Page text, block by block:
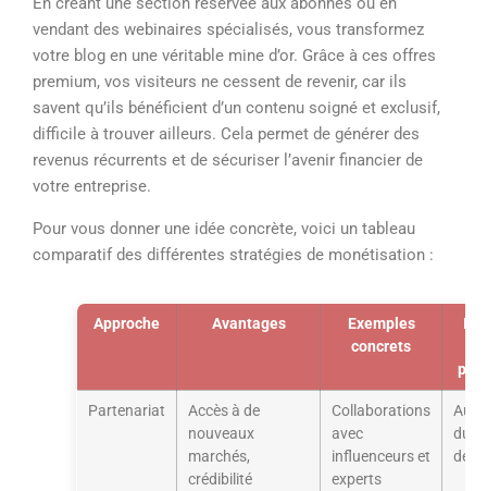
vendant des webinaires spécialisés, vous transformez
votre blog en une véritable mine d’or. Grâce à ces offres
premium, vos visiteurs ne cessent de revenir, car ils
savent qu’ils bénéficient d’un contenu soigné et exclusif,
difficile à trouver ailleurs. Cela permet de générer des
revenus récurrents et de sécuriser l’avenir financier de
votre entreprise.
Pour vous donner une idée concrète, voici un tableau
comparatif des différentes stratégies de monétisation :
Approche Avantages
Exemples
concrets
Partenariat
Accès à de
nouveaux
marchés,
crédibilité
Collaborations
avec
influenceurs et
experts
du
de